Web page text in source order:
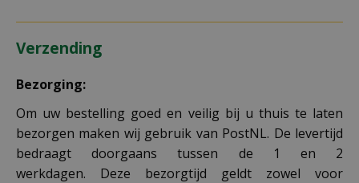
Verzending
Bezorging:
Om uw bestelling goed en veilig bij u thuis te laten
bezorgen maken wij gebruik van PostNL. De levertijd
bedraagt doorgaans tussen de 1 en 2
werkdagen. Deze bezorgtijd geldt zowel voor